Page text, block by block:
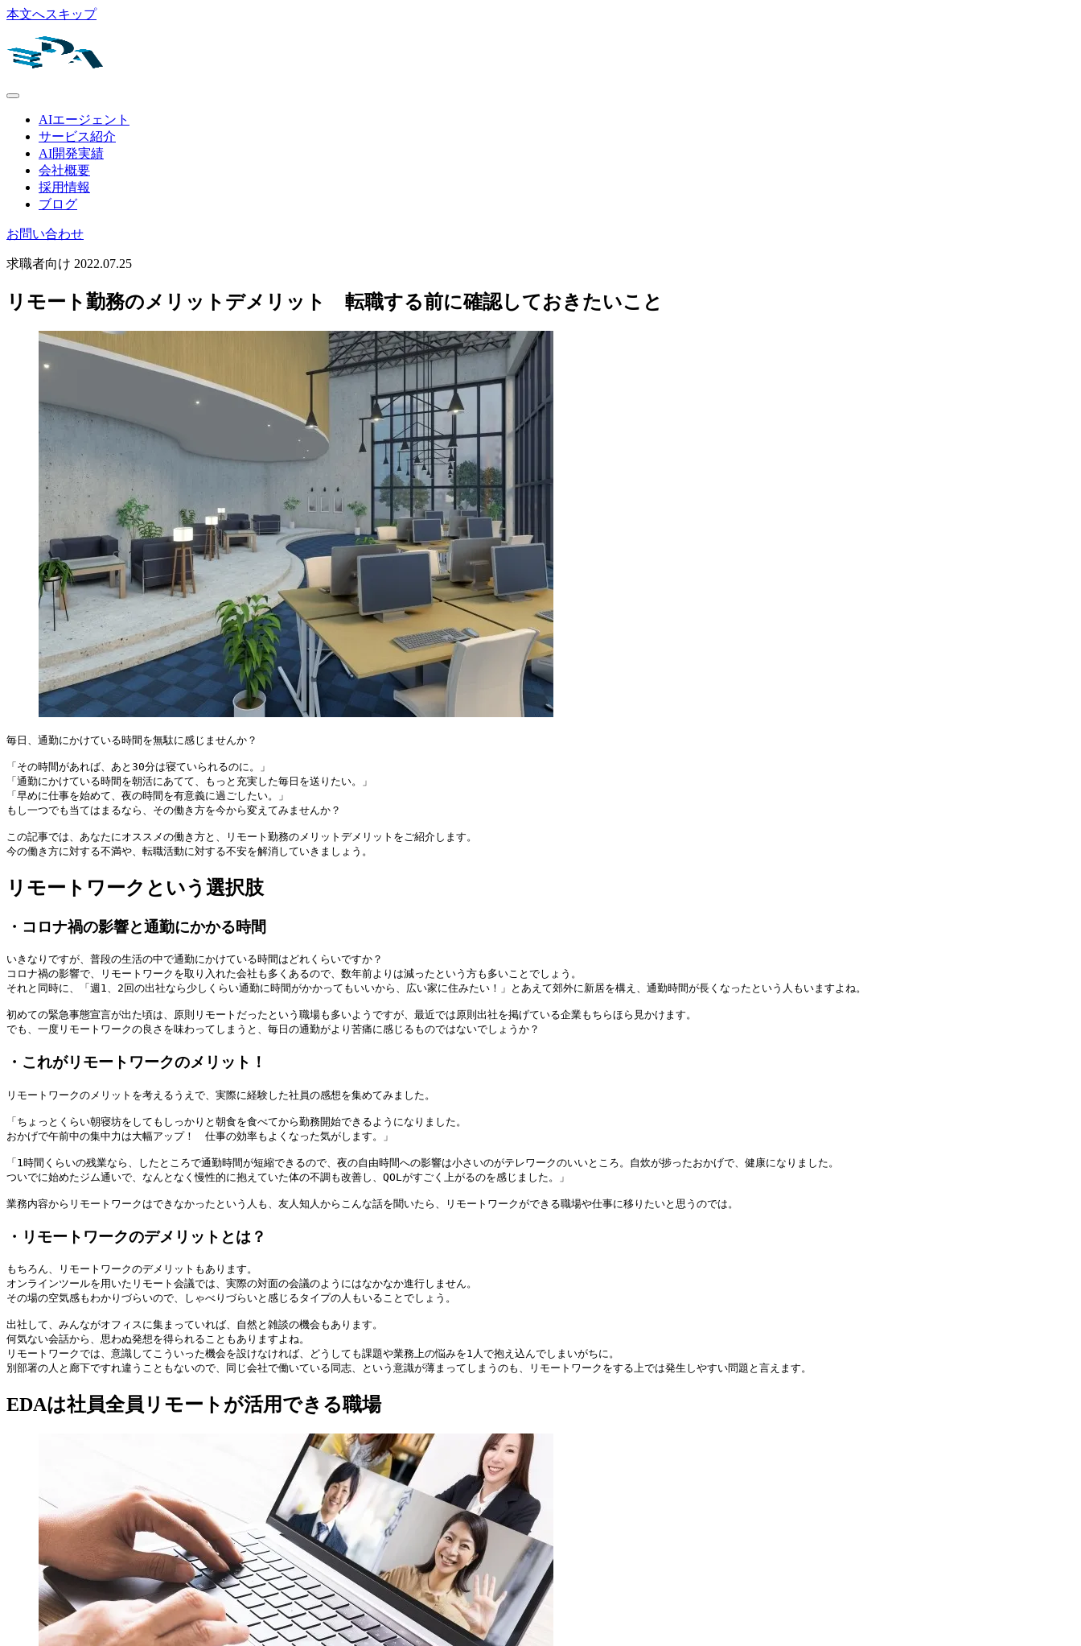
本文へスキップ
AIエージェント
サービス紹介
AI開発実績
会社概要
採用情報
ブログ
お問い合わせ
求職者向け 2022.07.25
リモート勤務のメリットデメリット 転職する前に確認しておきたいこと
毎日、通勤にかけている時間を無駄に感じませんか？
「その時間があれば、あと30分は寝ていられるのに。」
「通勤にかけている時間を朝活にあてて、もっと充実した毎日を送りたい。」
「早めに仕事を始めて、夜の時間を有意義に過ごしたい。」
もし一つでも当てはまるなら、その働き方を今から変えてみませんか？
この記事では、あなたにオススメの働き方と、リモート勤務のメリットデメリットをご紹介します。
今の働き方に対する不満や、転職活動に対する不安を解消していきましょう。
リモートワークという選択肢
・コロナ禍の影響と通勤にかかる時間
いきなりですが、普段の生活の中で通勤にかけている時間はどれくらいですか？
コロナ禍の影響で、リモートワークを取り入れた会社も多くあるので、数年前よりは減ったという方も多いことでしょう。
それと同時に、「週1、2回の出社なら少しくらい通勤に時間がかかってもいいから、広い家に住みたい！」とあえて郊外に新居を構え、通勤時間が長くなったという人もいますよね。
初めての緊急事態宣言が出た頃は、原則リモートだったという職場も多いようですが、最近では原則出社を掲げている企業もちらほら見かけます。
でも、一度リモートワークの良さを味わってしまうと、毎日の通勤がより苦痛に感じるものではないでしょうか？
・これがリモートワークのメリット！
リモートワークのメリットを考えるうえで、実際に経験した社員の感想を集めてみました。
「ちょっとくらい朝寝坊をしてもしっかりと朝食を食べてから勤務開始できるようになりました。
おかげで午前中の集中力は大幅アップ！　仕事の効率もよくなった気がします。」
「1時間くらいの残業なら、したところで通勤時間が短縮できるので、夜の自由時間への影響は小さいのがテレワークのいいところ。自炊が捗ったおかげで、健康になりました。
ついでに始めたジム通いで、なんとなく慢性的に抱えていた体の不調も改善し、QOLがすごく上がるのを感じました。」
業務内容からリモートワークはできなかったという人も、友人知人からこんな話を聞いたら、リモートワークができる職場や仕事に移りたいと思うのでは。
・リモートワークのデメリットとは？
もちろん、リモートワークのデメリットもあります。
オンラインツールを用いたリモート会議では、実際の対面の会議のようにはなかなか進行しません。
その場の空気感もわかりづらいので、しゃべりづらいと感じるタイプの人もいることでしょう。
出社して、みんながオフィスに集まっていれば、自然と雑談の機会もあります。
何気ない会話から、思わぬ発想を得られることもありますよね。
リモートワークでは、意識してこういった機会を設けなければ、どうしても課題や業務上の悩みを1人で抱え込んでしまいがちに。
別部署の人と廊下ですれ違うこともないので、同じ会社で働いている同志、という意識が薄まってしまうのも、リモートワークをする上では発生しやすい問題と言えます。
EDAは社員全員リモートが活用できる職場